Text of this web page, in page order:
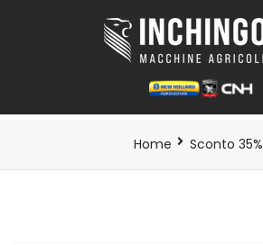
Home Sconto 35%